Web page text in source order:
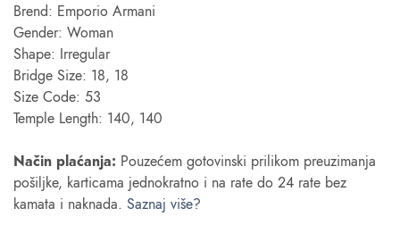
Brend: Emporio Armani
Gender: Woman
Shape: Irregular
Bridge Size: 18, 18
Size Code: 53
Temple Length: 140, 140
Način plaćanja: Pouzećem gotovinski prilikom preuzimanja
pošiljke, karticama jednokratno i na rate do 24 rate bez
kamata i naknada. Saznaj više?